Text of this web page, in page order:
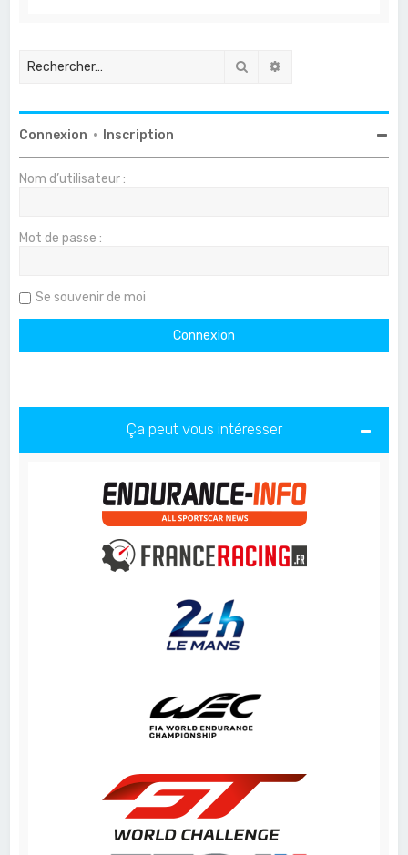
Rechercher
Connexion • Inscription
Nom d’utilisateur :
Mot de passe :
Se souvenir de moi
Ça peut vous intéresser